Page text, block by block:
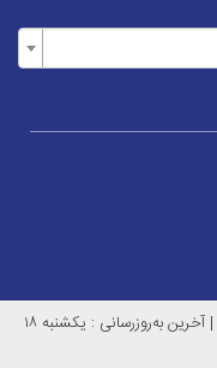
|
آخرین به‌روزرسانی : یکشنبه ۱۸